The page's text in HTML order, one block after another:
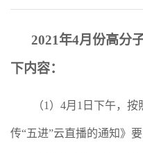
2021年4月份高分
下内容：
（1 ） 4月 1 日下午，
传“五进”云直播的通知》